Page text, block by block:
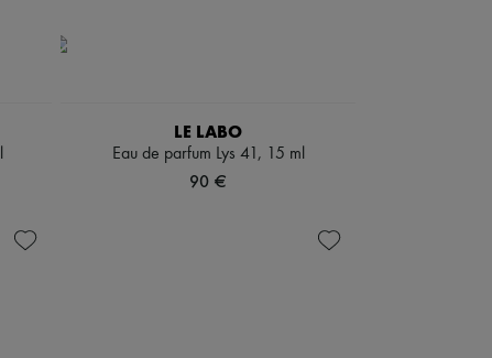
LE LABO
Eau de parfum Lys 41, 15 ml
90 €